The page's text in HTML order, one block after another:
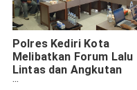
Polres Kediri Kota
Melibatkan Forum Lalu
Lintas dan Angkutan
Umum dalam Operasi